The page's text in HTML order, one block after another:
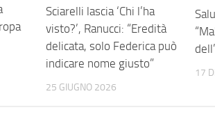
Sciarelli lascia ‘Chi l’ha
visto?’, Ranucci: “Eredità
delicata, solo Federica può
indicare nome giusto”
25 GIUGNO 2026
17